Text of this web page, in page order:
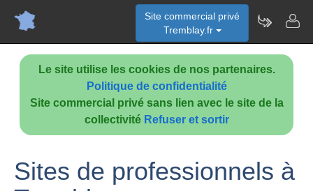
Le site utilise les cookies de nos partenaires.
Politique de confidentialité
Site commercial privé sans lien avec le site de la
collectivité Refuser et sortir
Site commercial privé
Tremblay.fr
Sites de professionnels à